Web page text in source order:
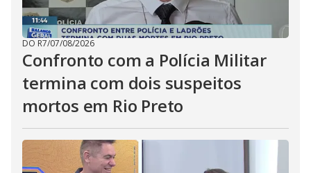
DO R7/07/08/2026
Confronto com a Polícia Militar
termina com dois suspeitos
mortos em Rio Preto